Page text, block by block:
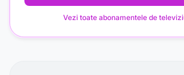
Vezi toate abonamentele de